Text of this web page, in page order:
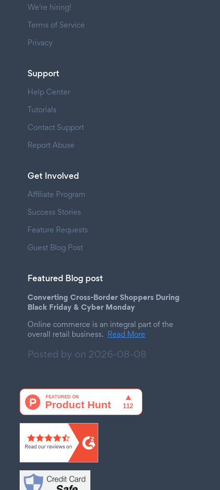
We're hiring!
Terms of Service
Privacy
Support
Help Center
Tutorials
Contact Support
Report Abuse
Get Involved
Affiliate Program
Success Stories
Feature Requests
Guest Blog Post
Featured Blog post
Converting Cross-Border Shoppers During
Black Friday & Cyber Monday
Online commerce is an integral part of the
overall retail business. Read More
Posted by on 2026-08-08